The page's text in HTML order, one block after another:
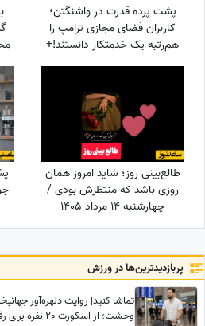
پشت پرده قدرت در واشنگتن؛
کاربران فضای مجازی ترامپ را
هم‌رتبه یک خدمتکار دانستند!+
عکس
طالع‌بینی روز؛ شاید امروز همان
روزی باشد که منتظرش بودی /
چهارشنبه 14 مرداد 1405
پربازدید‌ترین‌ها در ورزش
تماشا کنید| روایت دلهره‌آور
وحشت؛ از